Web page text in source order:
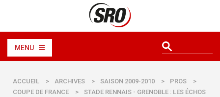
MENU
ACCUEIL > ARCHIVES > SAISON 2009-2010 > PROS
>
COUPE DE FRANCE
> STADE RENNAIS - GRENOBLE : LES ÉCHOS